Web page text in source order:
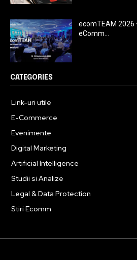
ecomTEAM 2026
eComm...
CATEGORIES
Link-uri utile
E-Commerce
Evenimente
Digital Marketing
Artificial Intelligence
Studii si Analize
Legal & Data Protection
Stiri Ecomm